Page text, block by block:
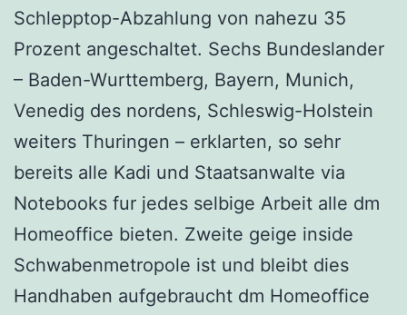
Schlepptop-Abzahlung von nahezu 35
Prozent angeschaltet. Sechs Bundeslander
– Baden-Wurttemberg, Bayern, Munich,
Venedig des nordens, Schleswig-Holstein
weiters Thuringen – erklarten, so sehr
bereits alle Kadi und Staatsanwalte via
Notebooks fur jedes selbige Arbeit alle dm
Homeoffice bieten. Zweite geige inside
Schwabenmetropole ist und bleibt dies
Handhaben aufgebraucht dm Homeoffice